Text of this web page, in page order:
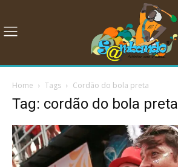
Home Tags Cordão do bola preta
Tag: cordão do bola preta